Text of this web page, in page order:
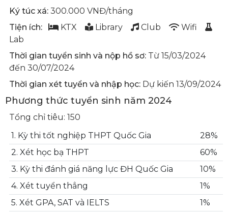
Ký túc xá: 300.000 VNĐ/tháng
Tiện ích:
KTX Library Club
Wifi
Lab
Thời gian tuyển sinh và nộp hồ sơ: Từ 15/03/2024
đến 30/07/2024
Thời gian xét tuyển và nhập học: Dự kiến 13/09/2024
Phương thức tuyển sinh năm 2024
Tổng chỉ tiêu: 150
1. Kỳ thi tốt nghiệp THPT Quốc Gia
28%
2. Xét học bạ THPT
60%
3. Kỳ thi đánh giá năng lực ĐH Quốc Gia
10%
4. Xét tuyển thẳng
1%
5. Xét GPA, SAT và IELTS
1%